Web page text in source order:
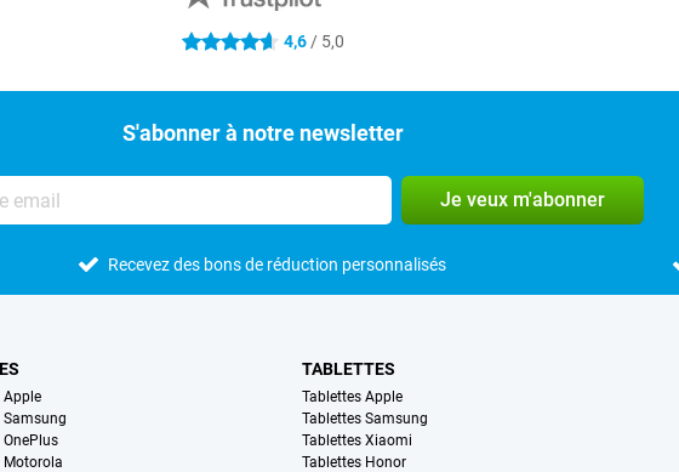
4.6 étoiles 4,6 / 5,0
S'abonner à notre newsletter
Je veux m'abonner
Recevez des bons de réduction personnalisés
Apple
Motorola
TABLETTES
Tablettes Apple
Tablettes Samsung
Tablettes Xiaomi
Tablettes Honor